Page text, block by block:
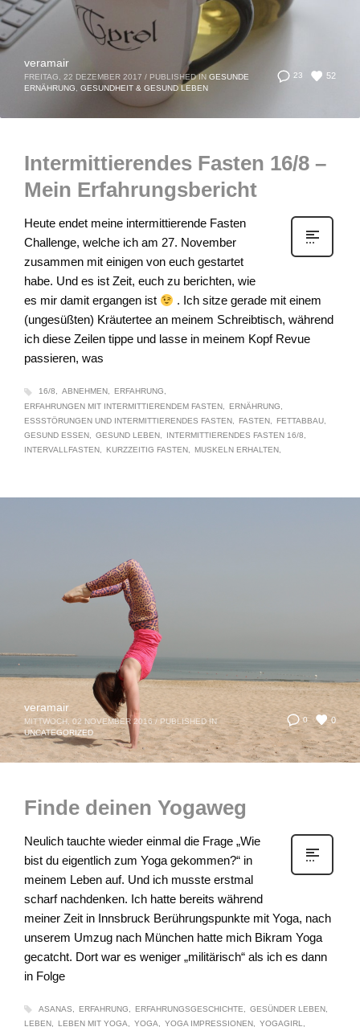
23 52
veramair
FREITAG, 22 DEZEMBER 2017 / PUBLISHED IN GESUNDE
ERNÄHRUNG, GESUNDHEIT & GESUND LEBEN
Intermittierendes Fasten 16/8 –
Mein Erfahrungsbericht
Heute endet meine intermittierende Fasten
Challenge, welche ich am 27. November
zusammen mit einigen von euch gestartet
habe. Und es ist Zeit, euch zu berichten, wie
es mir damit ergangen ist
. Ich sitze gerade mit einem
(ungesüßten) Kräutertee an meinem Schreibtisch, während
ich diese Zeilen tippe und lasse in meinem Kopf Revue
passieren, was
16/8 ABNEHMEN
ERFAHRUNG
ERFAHRUNGEN MIT INTERMITTIERENDEM FASTEN
ERNÄHRUNG
ESSSTÖRUNGEN UND INTERMITTIERENDES FASTEN
FASTEN
FETTABBAU
GESUND ESSEN
GESUND LEBEN
INTERMITTIERENDES FASTEN 16/8
INTERVALLFASTEN
KURZZEITIG FASTEN MUSKELN ERHALTEN
0 0
veramair
MITTWOCH, 02 NOVEMBER 2016 / PUBLISHED IN
UNCATEGORIZED
Finde deinen Yogaweg
Neulich tauchte wieder einmal die Frage „Wie
bist du eigentlich zum Yoga gekommen?“ in
meinem Leben auf. Und ich musste erstmal
scharf nachdenken. Ich hatte bereits während
meiner Zeit in Innsbruck Berührungspunkte mit Yoga, nach
unserem Umzug nach München hatte mich Bikram Yoga
gecatcht. Dort war es weniger „militärisch“ als ich es dann
in Folge
ASANAS ERFAHRUNG ERFAHRUNGSGESCHICHTE
GESÜNDER LEBEN
LEBEN
LEBEN MIT YOGA YOGA YOGA IMPRESSIONEN
YOGAGIRL